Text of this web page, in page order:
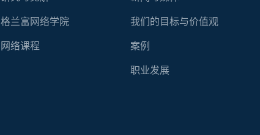
格兰富网络学院
网络课程
我们的目标与价值观
案例
职业发展